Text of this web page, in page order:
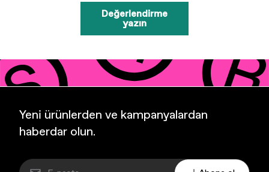
Değerlendirme
yazın
Yeni ürünlerden ve kampanyalardan
haberdar olun.